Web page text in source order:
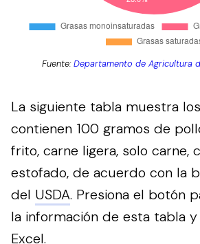
Fuente:Departamento de Agricultura
La siguiente tabla muestra
contienen 100 gramos de
frito, carne ligera, solo carne,
estofado, de acuerdo con la
del USDA. Presiona el botón
la información de esta tabla
Excel.